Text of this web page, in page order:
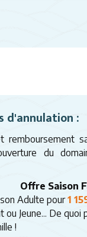
d'annulation :
remboursement
du
Offre Saison
Adulte pour1
ou Jeune... De
!